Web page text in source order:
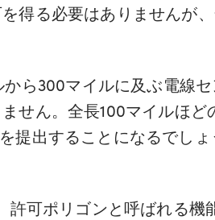
得る必要はありませんが
ら300マイルに及ぶ電線
せん。全長100マイルほ
提出することになるでし
許可ポリゴンと呼ばれる機